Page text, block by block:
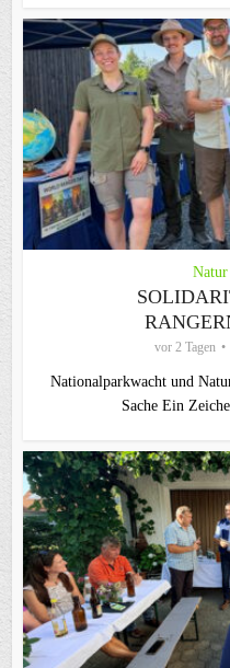
vor 2 Tagen
Nationalparkwacht und
Sache Ein